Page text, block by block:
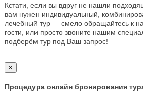
Кстати, если вы вдруг не нашли
вам нужен индивидуальный,
лечебный тур — смело обращайтесь к
гости, или просто звоните нашим
подберём тур под Ваш запрос!
×
Процедура онлайн бронирования